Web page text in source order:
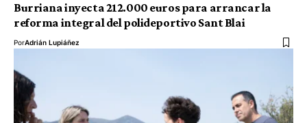
Burriana inyecta 212.000 euros para arrancar la
reforma integral del polideportivo Sant Blai
PorAdrián Lupiáñez